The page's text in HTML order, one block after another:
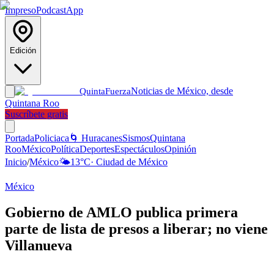
ImpresoPodcastApp
Edición
QuintaFuerzaNoticias de México, desde
Quintana Roo
Suscríbete gratis
PortadaPoliciaca 🌀 HuracanesSismosQuintana
RooMéxicoPolíticaDeportesEspectáculosOpinión
Inicio/México🌤️13°C· Ciudad de México
México
Gobierno de AMLO publica primera
parte de lista de presos a liberar; no viene
Villanueva